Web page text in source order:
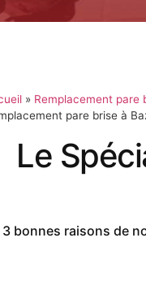
» Remplacement pare
pare brise à
Le
3 bonnes raisons de